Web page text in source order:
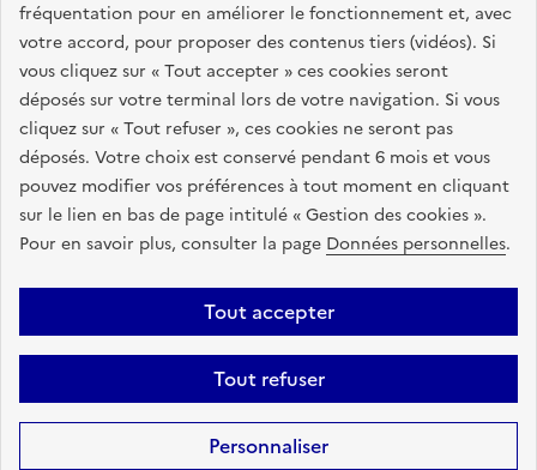
fréquentation pour en améliorer le fonctionnement et, avec
votre accord, pour proposer des contenus tiers (vidéos). Si
vous cliquez sur « Tout accepter » ces cookies seront
déposés sur votre terminal lors de votre navigation. Si vous
cliquez sur « Tout refuser », ces cookies ne seront pas
déposés. Votre choix est conservé pendant 6 mois et vous
pouvez modifier vos préférences à tout moment en cliquant
sur le lien en bas de page intitulé « Gestion des cookies ».
Pour en savoir plus, consulter la page Données personnelles.
Tout accepter
Tout refuser
Personnaliser
L
i
b
e
r
t
é
,
É
l
i
é
Ce portail vise à rassembler toutes les informations
pertinentes sur l'achat durable : textes juridiques,
accompagnement de proximité, formations, outils pratiques
et d'aide à l'élaboration d'une stratégie d'achats
responsables.
info.gouv.fr
service-public.fr
Plan du site Accessibilité : partiellement conforme
Mentions légales
Gestion des cookies
Sauf mention contraire, tous les contenus de ce site sont sous